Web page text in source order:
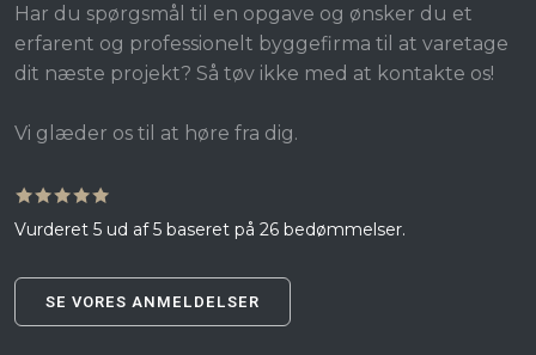
Har du spørgsmål til en opgave og ønsker du et
erfarent og professionelt byggefirma til at varetage
dit næste projekt? Så tøv ikke med at kontakte os!
​Vi glæder os til at høre fra dig.
🟊🟊🟊🟊🟊
Vurderet 5 ud af 5 baseret på 26 bedømmelser.​
SE VORES ANMELDELSER​